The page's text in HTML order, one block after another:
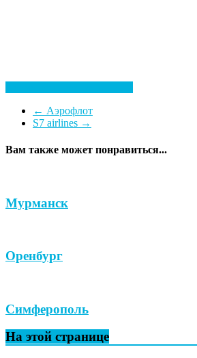
← Аэрофлот
S7 airlines →
Вам также может понравиться...
Мурманск
Оренбург
Симферополь
На этой странице